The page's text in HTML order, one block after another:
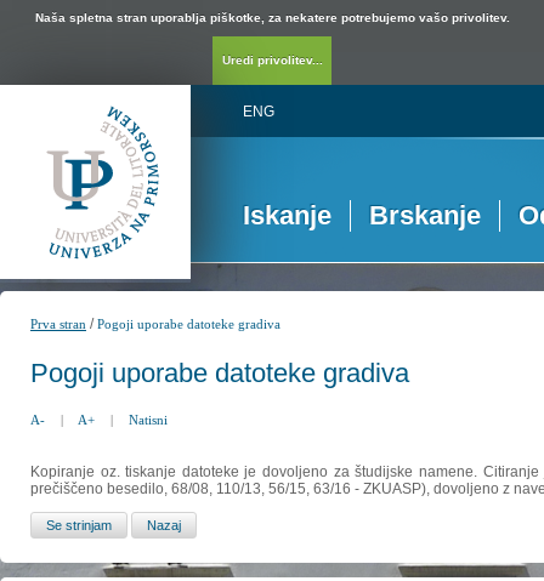
Naša spletna stran uporablja piškotke, za nekatere potrebujemo vašo privolitev.
Uredi privolitev...
ENG
Iskanje Brskanje
Prva stran /Pogoji uporabe datoteke gradiva
Pogoji uporabe datoteke gradiva
A- | A+ | Natisni
Kopiranje oz. tiskanje datoteke je dovoljeno za študijske namene.
prečiščeno besedilo, 68/08, 110/13, 56/15, 63/16 - ZKUASP), dovoljeno z